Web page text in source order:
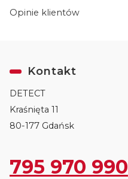
Opinie klientów
Kontakt
DETECT
Kraśnięta 11
80-177 Gdańsk
795 970 990